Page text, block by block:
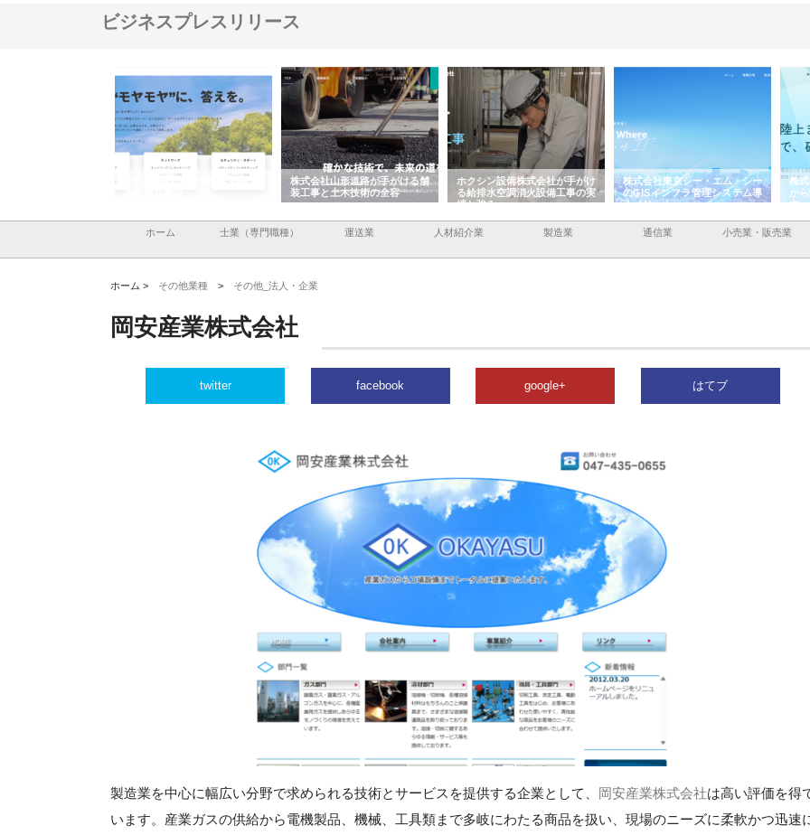
ビジネスプレスリリース
株式会社ＣＳＡの事業内容と強
株式会社山形道路が手がける舗
装工事と土木技術の全容
ホクシン設備株式会社が手がけ
る給排水空調消火設備工事の実
績と強み
株式会社東京シー・エム・シー
のGISインフラ管理システム導
入メリット
株
か
由
ホーム 士業（専門職種） 運送業 人材紹介業 製造業 通信業 小売業・販売業
ホーム > その他業種 > その他_法人・企業
岡安産業株式会社
twitter facebook google+ はてブ
製造業を中心に幅広い分野で求められる技術とサービスを提供する企業として、 岡安産業株式会社は高い評価を得
います。産業ガスの供給から電機製品、機械、工具類まで多岐にわたる商品を扱い、現場のニーズに柔軟かつ迅速